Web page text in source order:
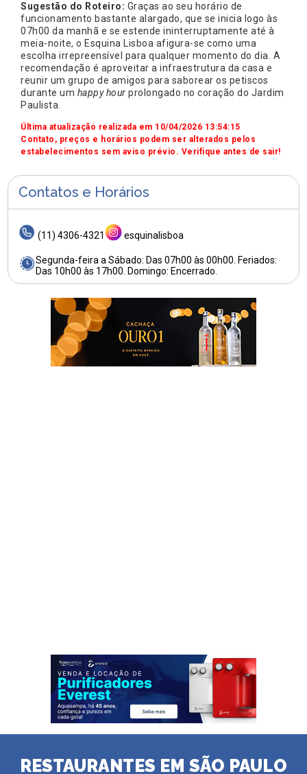
Sugestão do Roteiro: Graças ao seu horário de
funcionamento bastante alargado, que se inicia logo às
07h00 da manhã e se estende ininterruptamente até à
meia-noite, o Esquina Lisboa afigura-se como uma
escolha irrepreensível para qualquer momento do dia. A
recomendação é aproveitar a infraestrutura da casa e
reunir um grupo de amigos para saborear os petiscos
durante um happy hour prolongado no coração do Jardim
Paulista.
Última atualização realizada em 10/04/2026 13:54:15
Contato, preços e horários podem ser alterados pelos
estabelecimentos sem aviso prévio. Verifique antes de sair!
Contatos e Horários
(11) 4306-4321 esquinalisboa
Segunda-feira a Sábado: Das 07h00 às 00h00. Feriados:
Das 10h00 às 17h00. Domingo: Encerrado.
RESTAURANTES EM SÃO PAULO